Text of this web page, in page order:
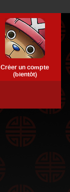
Créer un compte
(bientôt)